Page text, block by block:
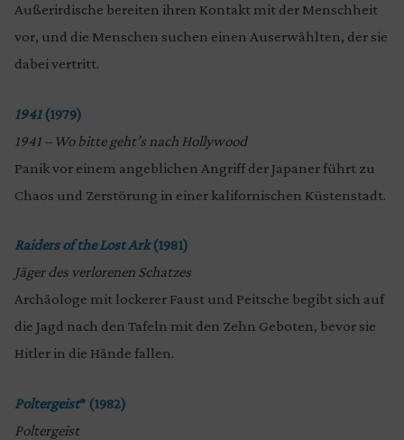
Außerirdische bereiten ihren Kontakt mit der Menschheit
vor, und die Menschen suchen einen Auserwählten, der sie
dabei vertritt.
1941(1979)
1941 – Wo bitte geht’s nach Hollywood
Panik vor einem angeblichen Angriff der Japaner führt zu
Chaos und Zerstörung in einer kalifornischen Küstenstadt.
Raiders of the Lost Ark(1981)
Jäger des verlorenen Schatzes
Archäologe mit lockerer Faust und Peitsche begibt sich auf
die Jagd nach den Tafeln mit den Zehn Geboten, bevor sie
Hitler in die Hände fallen.
Poltergeist* (1982)
Poltergeist